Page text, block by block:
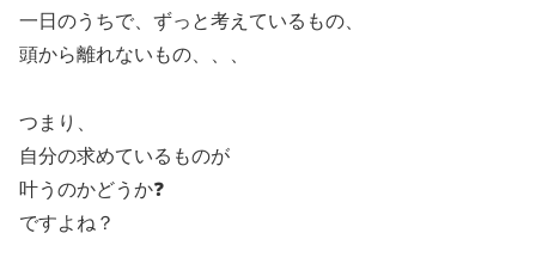
一日のうちで、ずっと考えているもの、
頭から離れないもの、、、
つまり、
自分の求めているものが
叶うのかどうか❓
ですよね？